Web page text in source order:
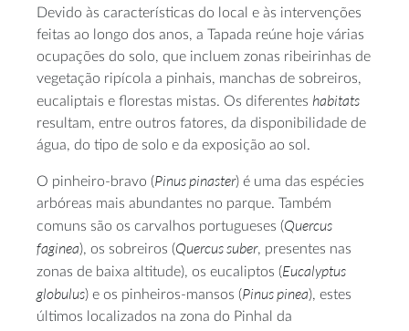
Devido às características do local e às intervenções
feitas ao longo dos anos, a Tapada reúne hoje várias
ocupações do solo, que incluem zonas ribeirinhas de
vegetação ripícola a pinhais, manchas de sobreiros,
eucaliptais e florestas mistas. Os diferentes habitats
resultam, entre outros fatores, da disponibilidade de
água, do tipo de solo e da exposição ao sol.
O pinheiro-bravo (Pinus pinaster) é uma das espécies
arbóreas mais abundantes no parque. Também
comuns são os carvalhos portugueses (Quercus
faginea), os sobreiros (Quercus suber, presentes nas
zonas de baixa altitude), os eucaliptos (Eucalyptus
globulus) e os pinheiros-mansos (Pinus pinea), estes
últimos localizados na zona do Pinhal da